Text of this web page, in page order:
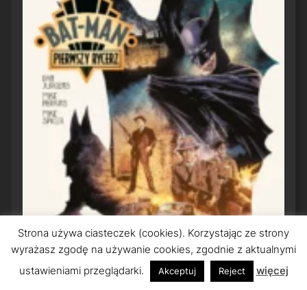
Strona używa ciasteczek (cookies). Korzystając ze strony
wyrażasz zgodę na używanie cookies, zgodnie z aktualnymi
ustawieniami przeglądarki.
Akceptuj Reject więcej